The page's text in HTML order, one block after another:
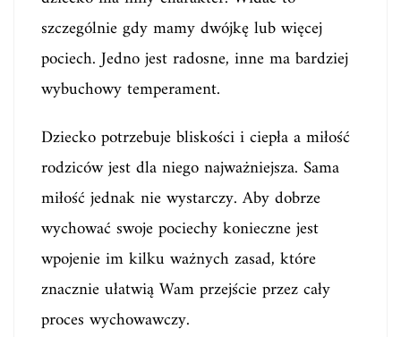
szczególnie gdy mamy dwójkę lub więcej
pociech. Jedno jest radosne, inne ma bardziej
wybuchowy temperament.
Dziecko potrzebuje bliskości i ciepła a miłość
rodziców jest dla niego najważniejsza. Sama
miłość jednak nie wystarczy. Aby dobrze
wychować swoje pociechy konieczne jest
wpojenie im kilku ważnych zasad, które
znacznie ułatwią Wam przejście przez cały
proces wychowawczy.